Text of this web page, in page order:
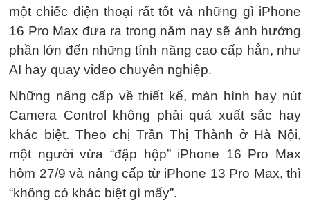
một chiếc điện thoại rất tốt và những gì iPhone
16 Pro Max đưa ra trong năm nay sẽ ảnh hưởng
phần lớn đến những tính năng cao cấp hẳn, như
AI hay quay video chuyên nghiệp.
Những nâng cấp về thiết kế, màn hình hay nút
Camera Control không phải quá xuất sắc hay
khác biệt. Theo chị Trần Thị Thành ở Hà Nội,
một người vừa “đập hộp” iPhone 16 Pro Max
hôm 27/9 và nâng cấp từ iPhone 13 Pro Max, thì
“không có khác biệt gì mấy”.